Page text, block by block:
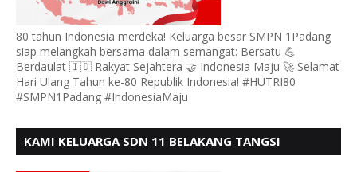
80 tahun Indonesia merdeka! Keluarga besar SMPN 1Padang
siap melangkah bersama dalam semangat: Bersatu 💪
Berdaulat 🇮🇩 Rakyat Sejahtera 🤝 Indonesia Maju 🚀 Selamat
Hari Ulang Tahun ke-80 Republik Indonesia! #HUTRI80
#SMPN1Padang #IndonesiaMaju
KAMI KELUARGA SDN 11 BELAKANG TANGSI